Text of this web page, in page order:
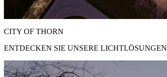
CITY OF THORN
ENTDECKEN SIE UNSERE LICHTLÖSUNGEN